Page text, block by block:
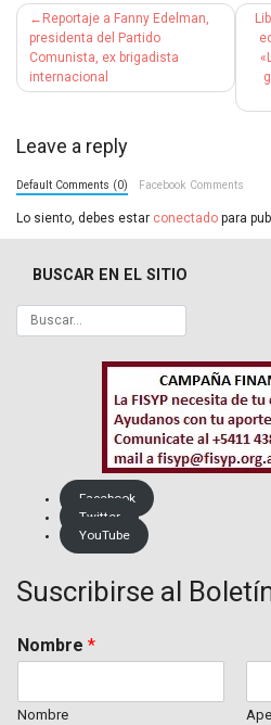
Navegación
de
entradas
Reportaje a Fanny Edelman,
presidenta del Partido
Comunista, ex brigadista
internacional
Leave a reply
Default Comments (0) Facebook Comments
Lo siento, debes estar conectado para
BUSCAR EN EL SITIO
Facebook
Twitter
YouTube
Suscribirse al
Nombre *
Nombre